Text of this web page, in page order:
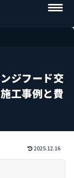
ジフード交
工事例と費
2025.12.16